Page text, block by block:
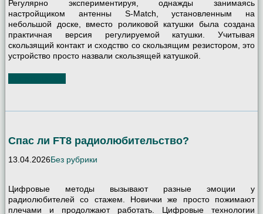
Регулярно экспериментируя, однажды занимаясь
настройщиком антенны S-Match, установленным на
небольшой доске, вместо роликовой катушки была создана
практичная версия регулируемой катушки. Учитывая
скользящий контакт и сходство со скользящим резистором, это
устройство просто назвали скользящей катушкой.
Спас ли FT8 радиолюбительство?
13.04.2026Без рубрики
Цифровые методы вызывают разные эмоции у
радиолюбителей со стажем. Новички же просто пожимают
плечами и продолжают работать. Цифровые технологии